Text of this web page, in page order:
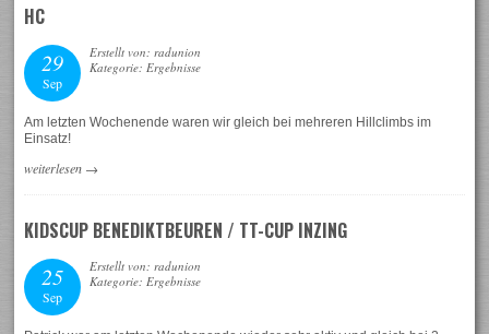
HC
29
Sep
Erstellt von: radunion
Kategorie: Ergebnisse
Am letzten Wochenende waren wir gleich bei mehreren Hillclimbs im
Einsatz!
weiterlesen →
KIDSCUP BENEDIKTBEUREN / TT-CUP INZING
25
Sep
Erstellt von: radunion
Kategorie: Ergebnisse